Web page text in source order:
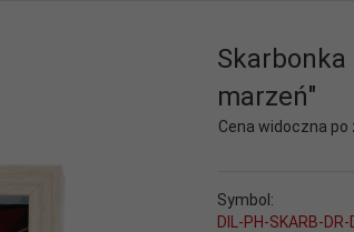
marzeń"
Cena widoczna po
Symbol:
DIL-PH-SKARB-DR-